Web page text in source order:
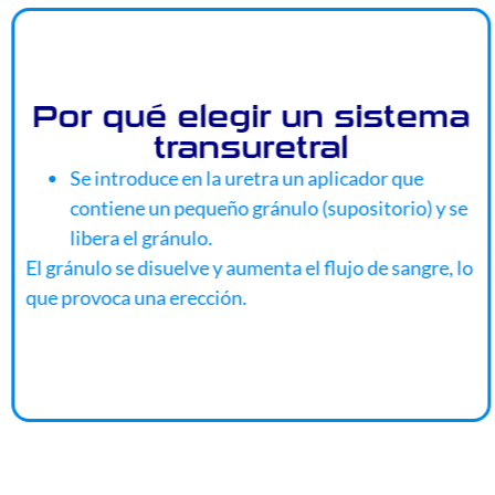
Por qué elegir un sistema
transuretral
Se introduce en la uretra un aplicador que
contiene un pequeño gránulo (supositorio) y se
libera el gránulo.
El gránulo se disuelve y aumenta el flujo de sangre, lo
que provoca una erección.